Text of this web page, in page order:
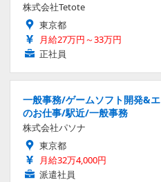
株式会社Tetote
東京都
月給27万円～33万円
正社員
一般事務/ゲームソフト開発&
のお仕事/駅近/一般事務
株式会社パソナ
東京都
月給32万4,000円
派遣社員